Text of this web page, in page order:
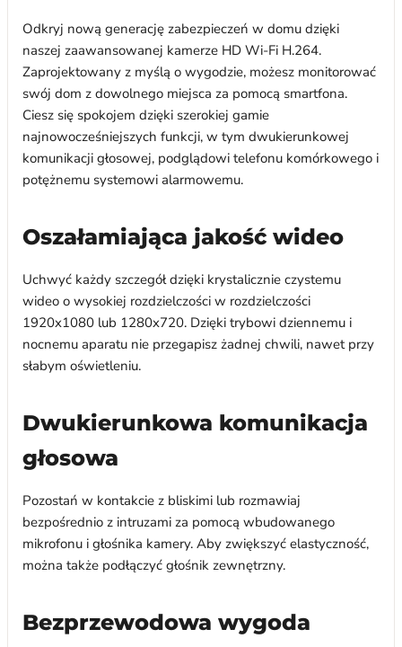
Odkryj nową generację zabezpieczeń w domu dzięki
naszej zaawansowanej kamerze HD Wi-Fi H.264.
Zaprojektowany z myślą o wygodzie, możesz monitorować
swój dom z dowolnego miejsca za pomocą smartfona.
Ciesz się spokojem dzięki szerokiej gamie
najnowocześniejszych funkcji, w tym dwukierunkowej
komunikacji głosowej, podglądowi telefonu komórkowego i
potężnemu systemowi alarmowemu.
Oszałamiająca jakość wideo
Uchwyć każdy szczegół dzięki krystalicznie czystemu
wideo o wysokiej rozdzielczości w rozdzielczości
1920x1080 lub 1280x720. Dzięki trybowi dziennemu i
nocnemu aparatu nie przegapisz żadnej chwili, nawet przy
słabym oświetleniu.
Dwukierunkowa komunikacja
głosowa
Pozostań w kontakcie z bliskimi lub rozmawiaj
bezpośrednio z intruzami za pomocą wbudowanego
mikrofonu i głośnika kamery. Aby zwiększyć elastyczność,
można także podłączyć głośnik zewnętrzny.
Bezprzewodowa wygoda